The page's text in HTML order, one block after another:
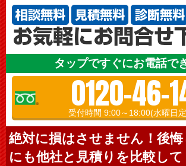
タップですぐにお電話で
0120-46-
受付時間 9:00～18:00(水曜日
絶対に損はさせません！後
にも他社と見積りを比較して